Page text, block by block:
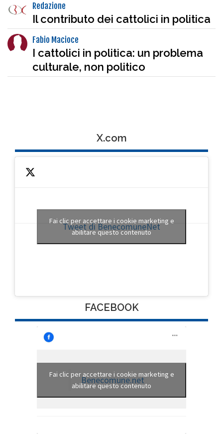
Redazione
Il contributo dei cattolici in politica
Fabio Macioce
I cattolici in politica: un problema
culturale, non politico
X.com
Tweet di BenecomuneNet
Fai clic per accettare i cookie marketing e
abilitare questo contenuto
FACEBOOK
Benecomune.net
Fai clic per accettare i cookie marketing e
abilitare questo contenuto